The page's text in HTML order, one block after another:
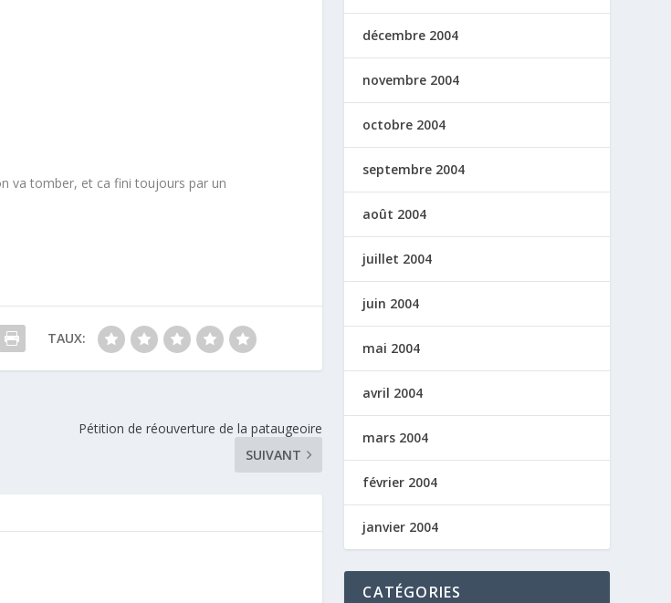
va tomber, et ca fini toujours par un
TAUX:
Pétition de réouverture de la pataugeoire
SUIVANT
décembre 2004
novembre 2004
octobre 2004
septembre 2004
août 2004
juillet 2004
juin 2004
mai 2004
avril 2004
mars 2004
février 2004
janvier 2004
CATÉGORIES